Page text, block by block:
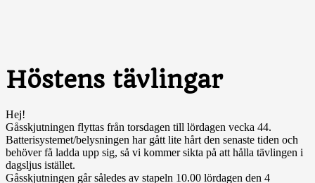
Höstens tävlingar
Hej!
Gåsskjutningen flyttas från torsdagen till lördagen vecka 44.
Batterisystemet/belysningen har gått lite hårt den senaste tiden och
behöver få ladda upp sig, så vi kommer sikta på att hålla tävlingen i
dagsljus istället.
Gåsskjutningen går således av stapeln 10.00 lördagen den 4